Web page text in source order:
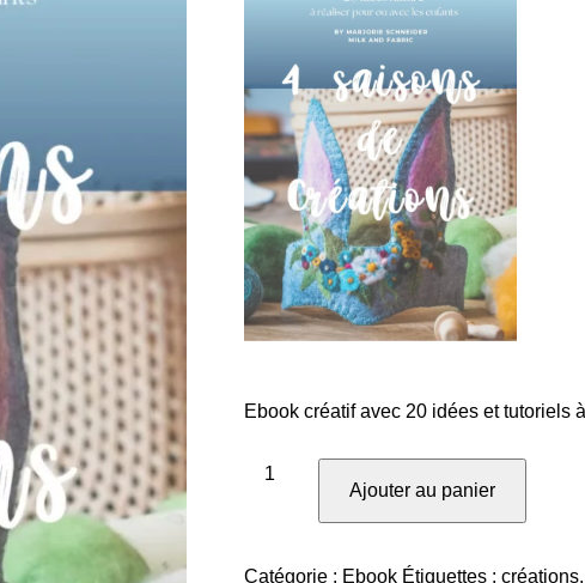
Ebook créatif avec 20 idées et tutoriels
quantité
4
Ajouter au panier
Catégorie : Ebook Étiquettes :créations,